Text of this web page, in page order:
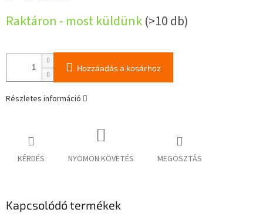
Raktáron - most küldünk(>10 db)
Hozzáadás a kosárhoz
Részletes információ
KÉRDÉS NYOMON KÖVETÉS MEGOSZTÁS
Kapcsolódó termékek